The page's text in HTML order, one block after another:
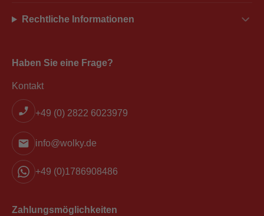
Rechtliche Informationen
Haben Sie eine Frage?
Kontakt
+49 (0) 2822 6023979
info@wolky.de
+49 (0)1786908486
Zahlungsmöglichkeiten